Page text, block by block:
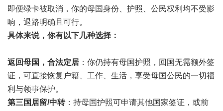
即便绿卡被取消，你的母国身份、护照、公民权利均不受影
响，退路明确且可行。
具体来说，你有以下几种选择：
返回母国，合法定居 ：你仍持有母国护照，回国无需额外签
证，可直接恢复户籍、工作、生活，享受母国公民的一切福
利与领事保护。
第三国居留/中转：持母国护照可申请其他国家签证，或前